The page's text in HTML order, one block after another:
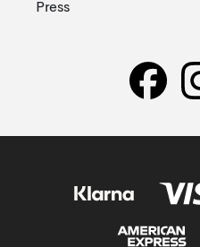
Press